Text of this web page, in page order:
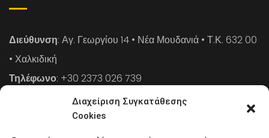
Διαχείριση Συγκατάθεσης
Cookies
Διεύθυνση: Αγ. Γεωργίου 14 • Νέα Μουδανιά • Τ.Κ. 632 00
• Χαλκιδική
Τηλέφωνο: +30 2373 026 739
: +30 2373 026 739
: info@cpaa.gr